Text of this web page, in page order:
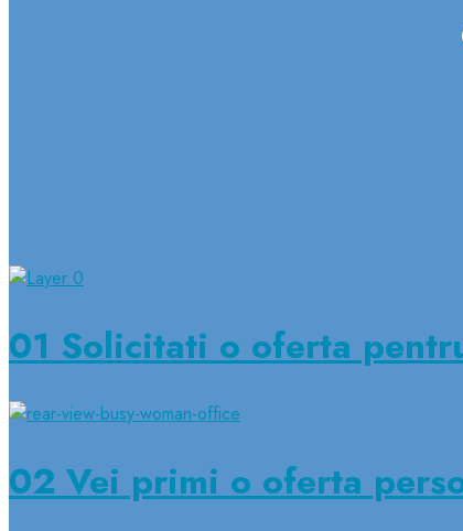
01 Solicitati o oferta
02 Vei primi o oferta